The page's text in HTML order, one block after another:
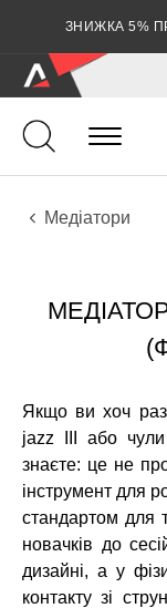
ЗНИЖКА 5%
Гітари
Електро
Аксесуари
Медіатори
Якщо ви хоч
jazz III або чули
знаєте: це не
інструмент для
стандартом для
новачків до
дизайні, а у
контакту зі